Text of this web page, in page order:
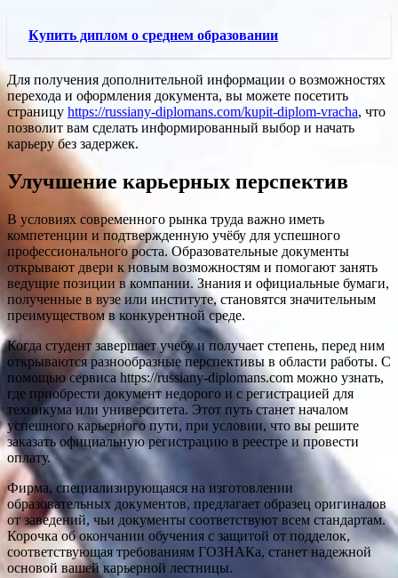
Купить диплом о среднем образовании
Для получения дополнительной информации о возможностях
перехода и оформления документа, вы можете посетить
страницу https://russiany-diplomans.com/kupit-diplom-vracha, что
позволит вам сделать информированный выбор и начать
карьеру без задержек.
Улучшение карьерных перспектив
В условиях современного рынка труда важно иметь
компетенции и подтвержденную учёбу для успешного
профессионального роста. Образовательные документы
открывают двери к новым возможностям и помогают занять
ведущие позиции в компании. Знания и официальные бумаги,
полученные в вузе или институте, становятся значительным
преимуществом в конкурентной среде.
Когда студент завершает учебу и получает степень, перед ним
открываются разнообразные перспективы в области работы. С
помощью сервиса https://russiany-diplomans.com можно узнать,
где приобрести документ недорого и с регистрацией для
техникума или университета. Этот путь станет началом
успешного карьерного пути, при условии, что вы решите
заказать официальную регистрацию в реестре и провести
оплату.
Фирма, специализирующаяся на изготовлении
образовательных документов, предлагает образец оригиналов
от заведений, чьи документы соответствуют всем стандартам.
Корочка об окончании обучения с защитой от подделок,
соответствующая требованиям ГОЗНАКа, станет надежной
основой вашей карьерной лестницы.